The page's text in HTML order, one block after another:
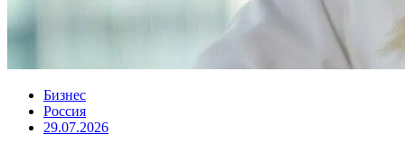
Бизнес
Россия
29.07.2026